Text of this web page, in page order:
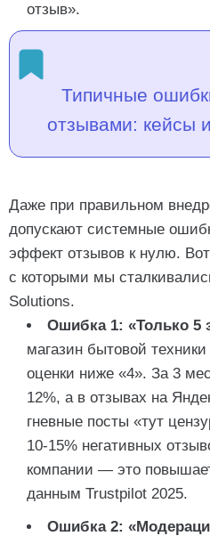
отзыв».
Типичные
отзывами: кейсы
Даже при правильном
допускают системные
эффект отзывов к нулю.
с которыми мы
Solutions.
Ошибка 1: «Только 5
магазин бытовой
оценки ниже «4». За 3
12%, а в отзывах на
гневные посты «тут
10-15% негативных
компании — это
данным Trustpilot 2025.
Ошибка 2: